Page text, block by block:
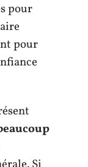
pour
pour